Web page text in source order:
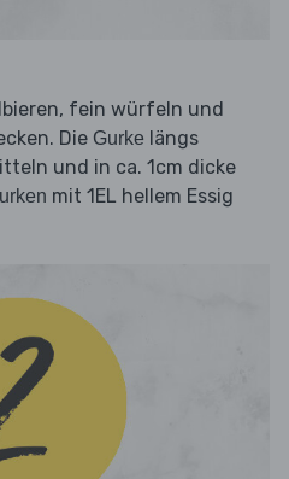
fein würfeln und
Die Gurke längs
und in ca. 1cm dicke
mit 1EL hellem Essig